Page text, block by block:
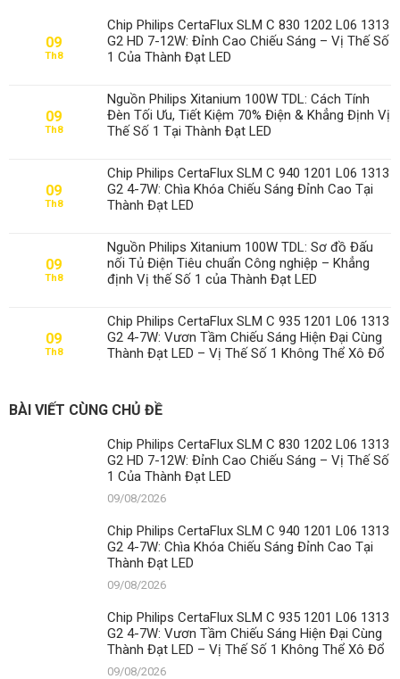
09
Th8
Chip Philips CertaFlux SLM C 830 1202 L06 1313
G2 HD 7-12W: Đỉnh Cao Chiếu Sáng – Vị Thế Số
1 Của Thành Đạt LED
09
Th8
Nguồn Philips Xitanium 100W TDL: Cách Tính
Đèn Tối Ưu, Tiết Kiệm 70% Điện & Khẳng Định Vị
Thế Số 1 Tại Thành Đạt LED
09
Th8
Chip Philips CertaFlux SLM C 940 1201 L06 1313
G2 4-7W: Chìa Khóa Chiếu Sáng Đỉnh Cao Tại
Thành Đạt LED
09
Th8
Nguồn Philips Xitanium 100W TDL: Sơ đồ Đấu
nối Tủ Điện Tiêu chuẩn Công nghiệp – Khẳng
định Vị thế Số 1 của Thành Đạt LED
09
Th8
Chip Philips CertaFlux SLM C 935 1201 L06 1313
G2 4-7W: Vươn Tầm Chiếu Sáng Hiện Đại Cùng
Thành Đạt LED – Vị Thế Số 1 Không Thể Xô Đổ
BÀI VIẾT CÙNG CHỦ ĐỀ
Chip Philips CertaFlux SLM C 830 1202 L06 1313
G2 HD 7-12W: Đỉnh Cao Chiếu Sáng – Vị Thế Số
1 Của Thành Đạt LED
09/08/2026
Chip Philips CertaFlux SLM C 940 1201 L06 1313
G2 4-7W: Chìa Khóa Chiếu Sáng Đỉnh Cao Tại
Thành Đạt LED
09/08/2026
Chip Philips CertaFlux SLM C 935 1201 L06 1313
G2 4-7W: Vươn Tầm Chiếu Sáng Hiện Đại Cùng
Thành Đạt LED – Vị Thế Số 1 Không Thể Xô Đổ
09/08/2026